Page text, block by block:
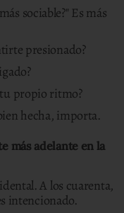
sociable?" Es más
presionado?
tu propio ritmo?
hecha, importa.
más adelante en la
A los cuarenta,
intencionado.